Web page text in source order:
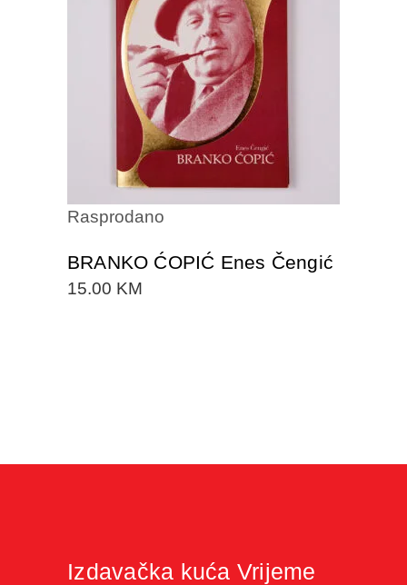
Rasprodano
DODAJTE U KORPU
BRANKO ĆOPIĆ Enes Čengić
15.00 KM
Izdavačka kuća Vrijeme